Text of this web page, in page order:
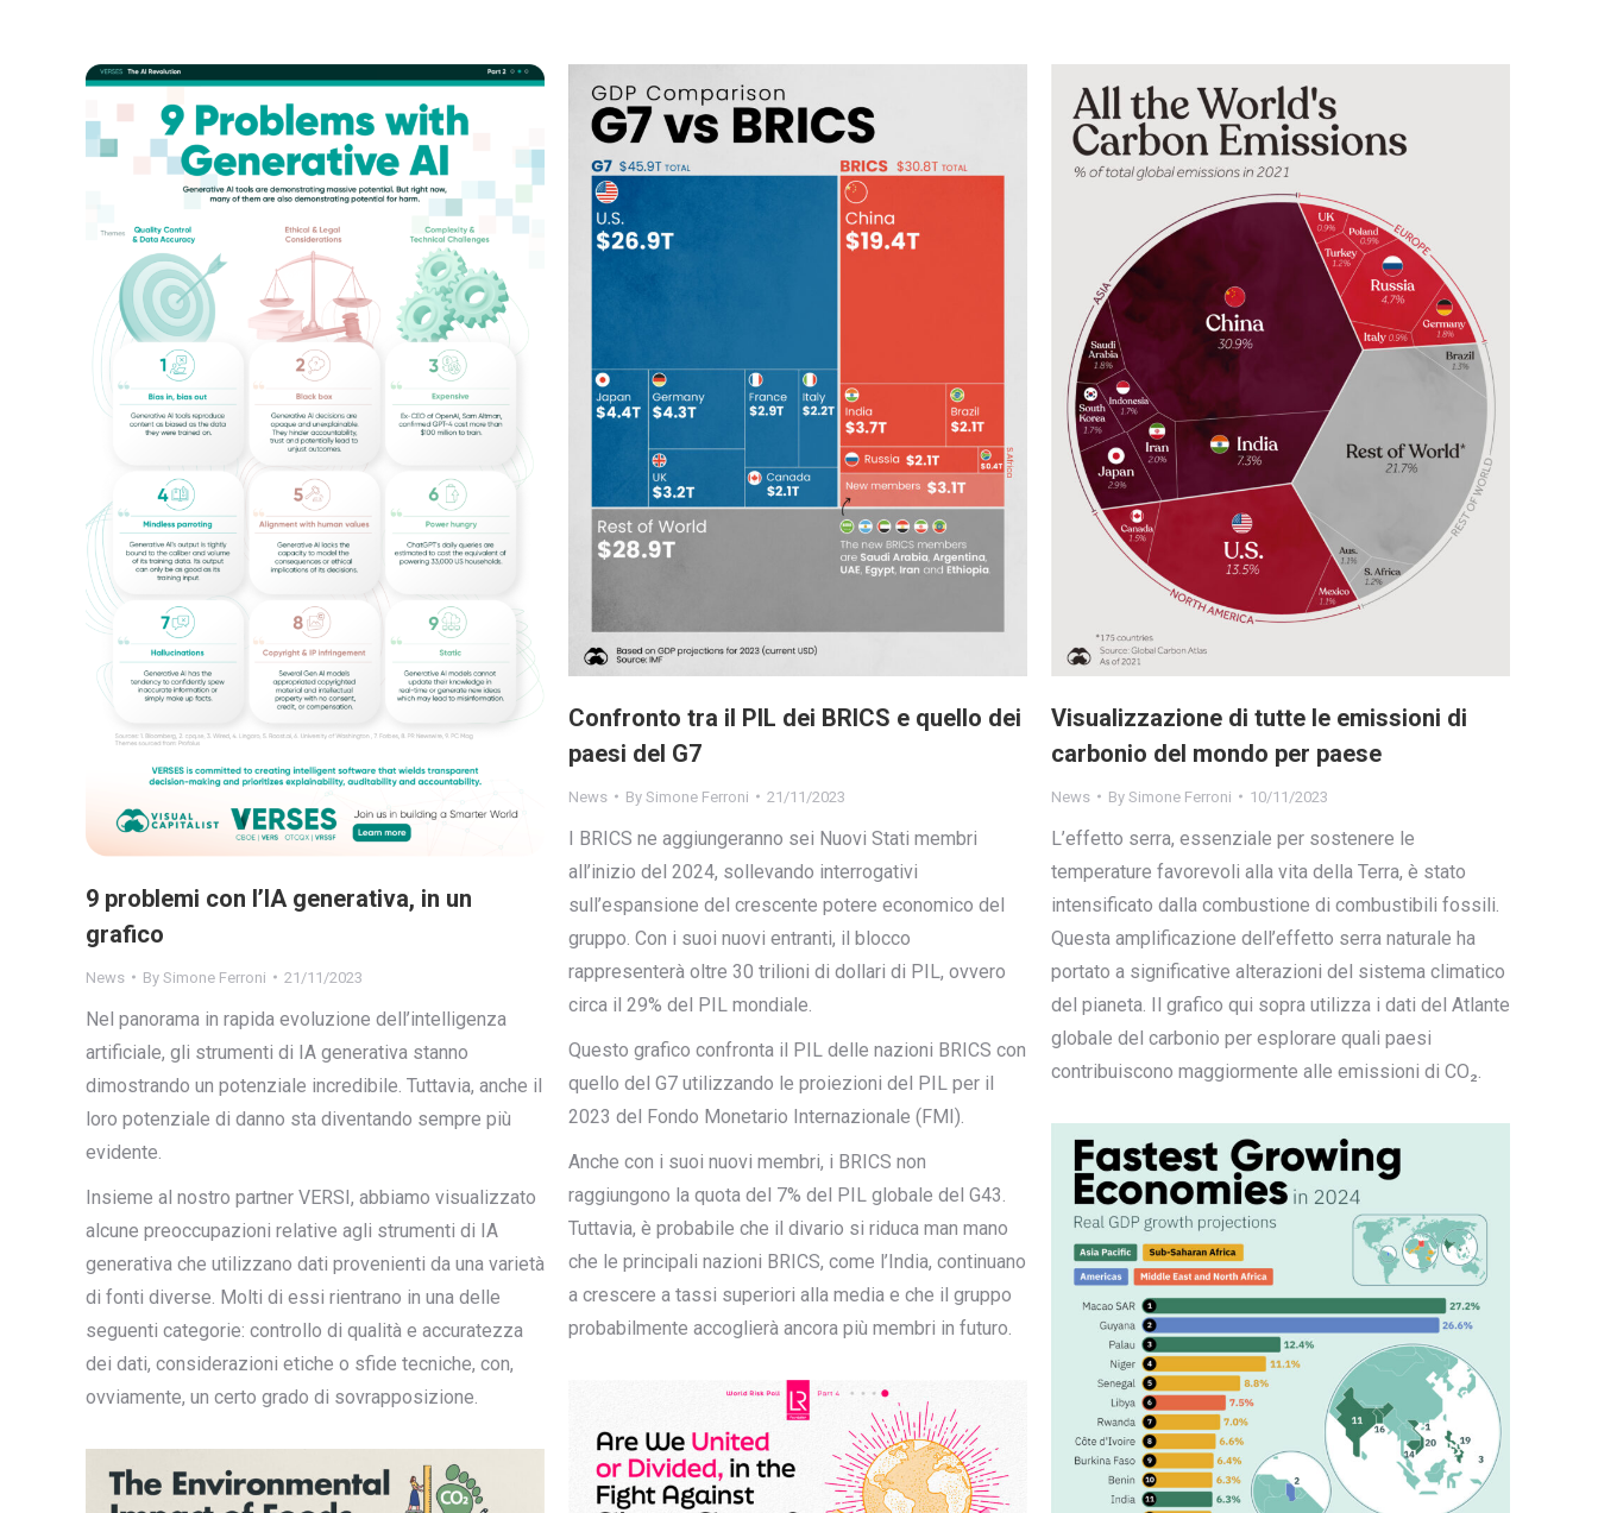
9 problemi con l’IA generativa, in un
grafico
News By Simone Ferroni 21/11/2023
Nel panorama in rapida evoluzione dell’intelligenza
artificiale, gli strumenti di IA generativa stanno
dimostrando un potenziale incredibile. Tuttavia, anche il
loro potenziale di danno sta diventando sempre più
evidente.
Insieme al nostro partner VERSI, abbiamo visualizzato
alcune preoccupazioni relative agli strumenti di IA
generativa che utilizzano dati provenienti da una varietà
di fonti diverse. Molti di essi rientrano in una delle
seguenti categorie: controllo di qualità e accuratezza
dei dati, considerazioni etiche o sfide tecniche, con,
ovviamente, un certo grado di sovrapposizione.
Confronto tra il PIL dei BRICS e quello dei
paesi del G7
News By Simone Ferroni 21/11/2023
I BRICS ne aggiungeranno sei Nuovi Stati membri
all’inizio del 2024, sollevando interrogativi
sull’espansione del crescente potere economico del
gruppo. Con i suoi nuovi entranti, il blocco
rappresenterà oltre 30 trilioni di dollari di PIL, ovvero
circa il 29% del PIL mondiale.
Questo grafico confronta il PIL delle nazioni BRICS con
quello del G7 utilizzando le proiezioni del PIL per il
2023 del Fondo Monetario Internazionale (FMI).
Anche con i suoi nuovi membri, i BRICS non
raggiungono la quota del 7% del PIL globale del G43.
Tuttavia, è probabile che il divario si riduca man mano
che le principali nazioni BRICS, come l’India, continuano
a crescere a tassi superiori alla media e che il gruppo
probabilmente accoglierà ancora più membri in futuro.
Visualizzazione di tutte le emissioni di
carbonio del mondo per paese
News By Simone Ferroni 10/11/2023
L’effetto serra, essenziale per sostenere le
temperature favorevoli alla vita della Terra, è stato
intensificato dalla combustione di combustibili fossili.
Questa amplificazione dell’effetto serra naturale ha
portato a significative alterazioni del sistema climatico
del pianeta. Il grafico qui sopra utilizza i dati del Atlante
globale del carbonio per esplorare quali paesi
contribuiscono maggiormente alle emissioni di CO₂.